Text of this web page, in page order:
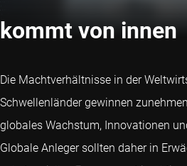
kommt von innen
Die Machtverhältnisse in der
Schwellenländer gewinnen
globales Wachstum, Innovationen
Globale Anleger sollten daher in